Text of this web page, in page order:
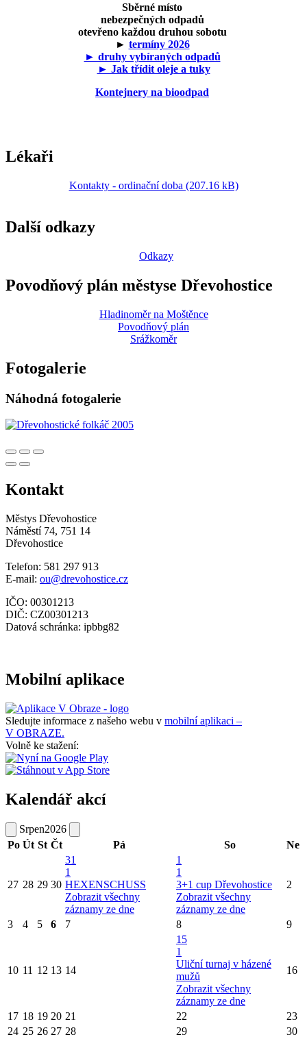
Sběrné místo
nebezpečných odpadů
otevřeno každou druhou sobotu
► termíny 2026
► druhy vybíraných odpadů
► Jak třídit oleje a tuky
Kontejnery na bioodpad
Lékaři
Kontakty - ordinační doba (207.16 kB)
Další odkazy
Odkazy
Povodňový plán městyse Dřevohostice
Hladinoměr na Moštěnce
Povodňový plán
Srážkoměr
Fotogalerie
Náhodná fotogalerie
Kontakt
Městys Dřevohostice
Náměstí 74, 751 14
Dřevohostice
Telefon: 581 297 913
E-mail: ou@drevohostice.cz
IČO: 00301213
DIČ: CZ00301213
Datová schránka: ipbbg82
Mobilní aplikace
Sledujte informace z našeho webu v mobilní aplikaci –
V OBRAZE.
Volně ke stažení:
Kalendář akcí
Srpen2026
Po Út St Čt Pá So Ne
27 28 29 30
31
1
HEXENSCHUSS
Zobrazit všechny
záznamy ze dne
1
1
3+1 cup Dřevohostice
Zobrazit všechny
záznamy ze dne
2
3 4 5 6 7 8 9
10 11 12 13 14
15
1
Uliční turnaj v házené
mužů
Zobrazit všechny
záznamy ze dne
16
17 18 19 20 21 22
23
24 25 26 27 28 29 30